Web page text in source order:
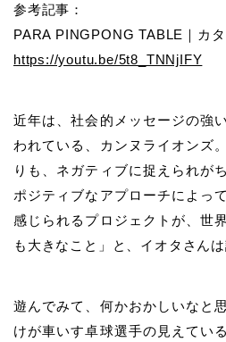
参考記事：
PARA PINGPONG TABLE ｜カ
https://youtu.be/5t8_TNNjIFY
近年は、社会的メッセージの強
われている、カンヌライオンズ
りも、ネガティブに捉えられが
ポジティブなアプローチによっ
感じられるプロジェクトが、世
も大きなこと」と、イオタさんは
遊んでみて、何かおかしいなと
けが車いす卓球選手の見えてい